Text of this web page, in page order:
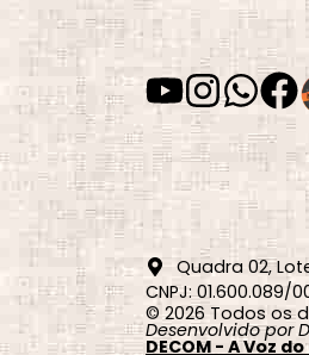
Quadra 02,
CNPJ: 01.600.089/
© 2026 Todos os
Desenvolvido por
DECOM - A Voz